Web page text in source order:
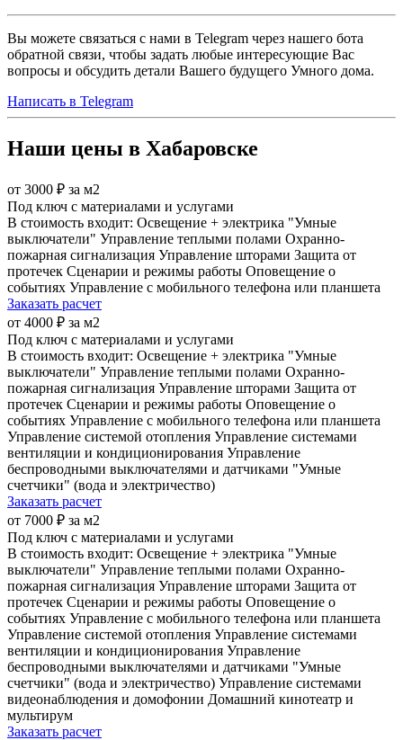
Вы можете связаться с нами в Telegram через нашего бота
обратной связи, чтобы задать любые интересующие Вас
вопросы и обсудить детали Вашего будущего Умного дома.
Написать в Telegram
Наши цены в Хабаровске
от 3000 ₽ за м2
Под ключ с материалами и услугами
В стоимость входит: Освещение + электрика "Умные
выключатели" Управление теплыми полами Охранно-
пожарная сигнализация Управление шторами Защита от
протечек Сценарии и режимы работы Оповещение о
событиях Управление с мобильного телефона или планшета
Заказать расчет
от 4000 ₽ за м2
Под ключ с материалами и услугами
В стоимость входит: Освещение + электрика "Умные
выключатели" Управление теплыми полами Охранно-
пожарная сигнализация Управление шторами Защита от
протечек Сценарии и режимы работы Оповещение о
событиях Управление с мобильного телефона или планшета
Управление системой отопления Управление системами
вентиляции и кондиционирования Управление
беспроводными выключателями и датчиками "Умные
счетчики" (вода и электричество)
Заказать расчет
от 7000 ₽ за м2
Под ключ с материалами и услугами
В стоимость входит: Освещение + электрика "Умные
выключатели" Управление теплыми полами Охранно-
пожарная сигнализация Управление шторами Защита от
протечек Сценарии и режимы работы Оповещение о
событиях Управление с мобильного телефона или планшета
Управление системой отопления Управление системами
вентиляции и кондиционирования Управление
беспроводными выключателями и датчиками "Умные
счетчики" (вода и электричество) Управление системами
видеонаблюдения и домофонии Домашний кинотеатр и
мультирум
Заказать расчет